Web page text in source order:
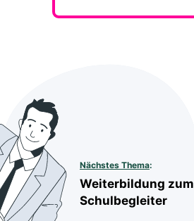
Nächstes Thema:
Weiterbildung zum
Schulbegleiter